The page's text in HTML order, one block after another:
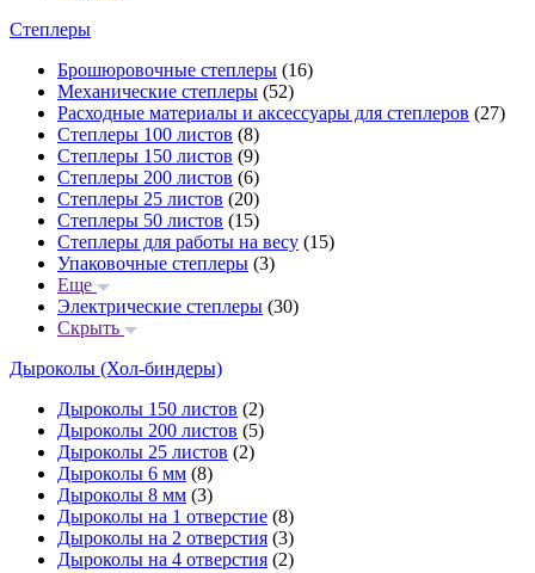
Степлеры
Брошюровочные степлеры (16)
Механические степлеры (52)
Расходные материалы и аксессуары для степлеров (27)
Степлеры 100 листов (8)
Степлеры 150 листов (9)
Степлеры 200 листов (6)
Степлеры 25 листов (20)
Степлеры 50 листов (15)
Степлеры для работы на весу (15)
Упаковочные степлеры (3)
Еще
Электрические степлеры (30)
Скрыть
Дыроколы (Хол-биндеры)
Дыроколы 150 листов (2)
Дыроколы 200 листов (5)
Дыроколы 25 листов (2)
Дыроколы 6 мм (8)
Дыроколы 8 мм (3)
Дыроколы на 1 отверстие (8)
Дыроколы на 2 отверстия (3)
Дыроколы на 4 отверстия (2)